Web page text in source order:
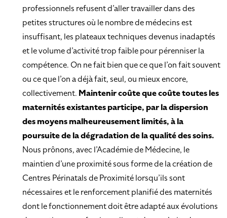
professionnels refusent d’aller travailler dans des
petites structures où le nombre de médecins est
insuffisant, les plateaux techniques devenus inadaptés
et le volume d’activité trop faible pour pérenniser la
compétence. On ne fait bien que ce que l’on fait souvent
ou ce que l’on a déjà fait, seul, ou mieux encore,
collectivement. Maintenir coûte que coûte toutes les
maternités existantes participe, par la dispersion
des moyens malheureusement limités, à la
poursuite de la dégradation de la qualité des soins.
Nous prônons, avec l’Académie de Médecine, le
maintien d’une proximité sous forme de la création de
Centres Périnatals de Proximité lorsqu’ils sont
nécessaires et le renforcement planifié des maternités
dont le fonctionnement doit être adapté aux évolutions